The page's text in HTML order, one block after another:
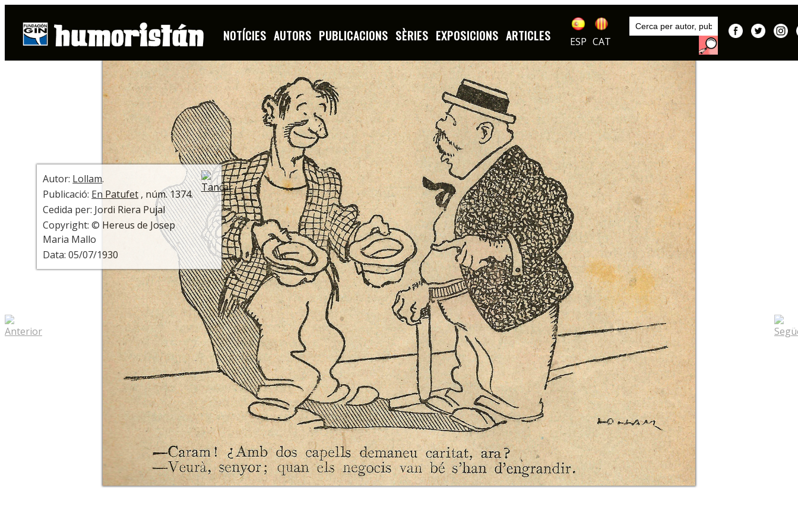
NOTÍCIES AUTORS PUBLICACIONS SÈRIES EXPOSICIONS ARTICLES ESP CAT
Autors
Lollam
+ INFO
Autor: Lollam.
Publicació: En Patufet , núm. 1374.
Cedida per: Jordi Riera Pujal
Copyright: © Hereus de Josep
Maria Mallo
Data: 05/07/1930